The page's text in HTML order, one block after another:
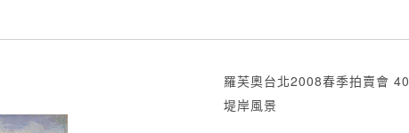
羅芙奧台北2008春季拍賣會 40
堤岸風景